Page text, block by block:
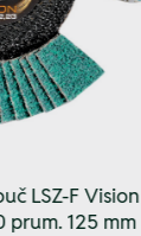
LSZ-F Vision
prum. 125 mm